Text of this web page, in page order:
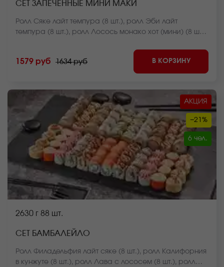
СЕТ ЗАПЕЧЕННЫЕ МИНИ МАКИ
Ролл Сяке лайт темпура (8 шт.), ролл Эби лайт
темпура (8 шт.), ролл Лосось монако хот (мини) (8 шт.),
яки хот (мини) (8 шт.), ролл Краб яки хот (мини) (8 шт.)
*Внешний вид блюда может отличаться от фото на
1579 руб 1634 руб В КОРЗИНУ
АКЦИЯ
−21%
6 чел.
2630 г 88 шт.
СЕТ БАМБАЛЕЙЛО
Ролл Филадельфия лайт сяке (8 шт.), ролл Калифорния
в кунжуте (8 шт.), ролл Лава с лососем (8 шт.), ролл